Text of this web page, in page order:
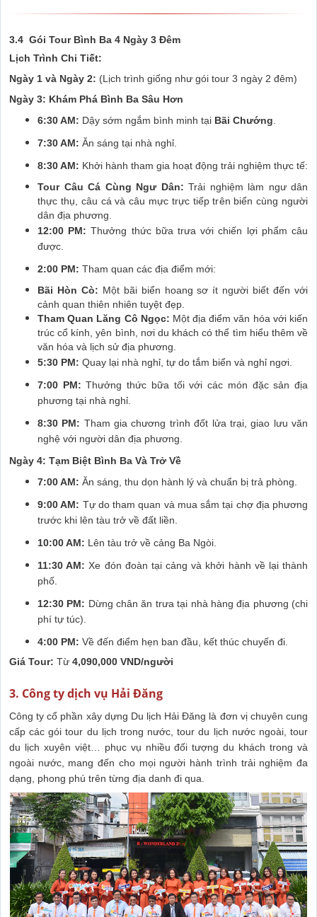
3.4 Gói Tour Bình Ba 4 Ngày 3 Đêm
Lịch Trình Chi Tiết:
Ngày 1 và Ngày 2: (Lịch trình giống như gói tour 3 ngày 2 đêm)
Ngày 3: Khám Phá Bình Ba Sâu Hơn
6:30 AM: Dậy sớm ngắm bình minh tại Bãi Chướng
7:30 AM: Ăn sáng tại nhà nghỉ.
8:30 AM: Khởi hành tham gia hoạt động trải nghiệm thực tế:
Tour Câu Cá Cùng Ngư Dân: Trải nghiệm làm ngư dân
thực thụ, câu cá và câu mực trực tiếp trên biển cùng người
dân địa phương.
12:00 PM: Thưởng thức bữa trưa với chiến lợi phẩm câu
được.
2:00 PM: Tham quan các địa điểm mới:
Bãi Hòn Cò: Một bãi biển hoang sơ ít người biết đến với
cảnh quan thiên nhiên tuyệt đẹp.
Tham Quan Lăng Cô Ngọc: Một địa điểm văn hóa với kiến
trúc cổ kính, yên bình, nơi du khách có thể tìm hiểu thêm về
văn hóa và lịch sử địa phương.
5:30 PM: Quay lại nhà nghỉ, tự do tắm biển và nghỉ ngơi.
7:00 PM: Thưởng thức bữa tối với các món đặc sản địa
phương tại nhà nghỉ.
8:30 PM: Tham gia chương trình đốt lửa trại, giao lưu văn
nghệ với người dân địa phương.
Ngày 4: Tạm Biệt Bình Ba Và Trở Về
7:00 AM: Ăn sáng, thu dọn hành lý và chuẩn bị trả phòng.
9:00 AM: Tự do tham quan và mua sắm tại chợ địa phương
trước khi lên tàu trở về đất liền.
10:00 AM: Lên tàu trở về cảng Ba Ngòi.
11:30 AM: Xe đón đoàn tại cảng và khởi hành về lại thành
phố.
12:30 PM: Dừng chân ăn trưa tại nhà hàng địa phương (chi
phí tự túc).
4:00 PM: Về đến điểm hẹn ban đầu, kết thúc chuyến đi.
Giá Tour: Từ 4,090,000 VND/người
3. Công ty dịch vụ Hải Đăng
Công ty cổ phần xây dựng Du lịch Hải Đăng là đơn vị chuyên cung
cấp các gói tour du lịch trong nước, tour du lịch nước ngoài, tour
du lịch xuyên việt… phục vụ nhiều đối tượng du khách trong và
ngoài nước, mang đến cho mọi người hành trình trải nghiệm đa
dạng, phong phú trên từng địa danh đi qua.